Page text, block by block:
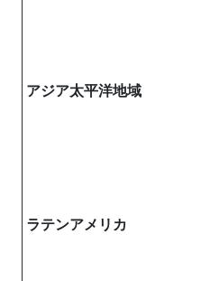
アジア太平洋地域
ラテンアメリカ